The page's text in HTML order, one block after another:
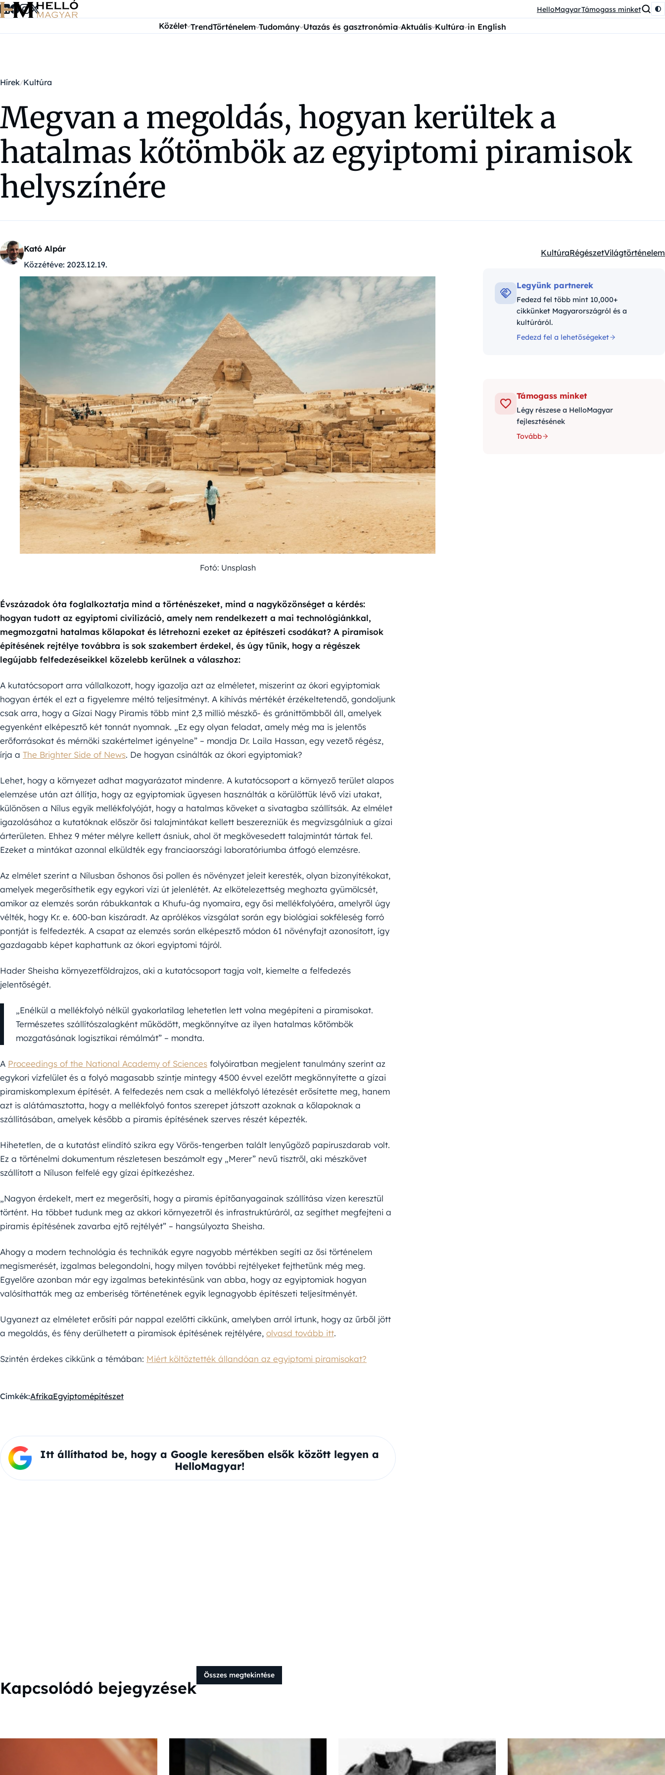
Ugrás a tartalomra HelloMagyarTámogass minket
Közélet TrendTörténelem Tudomány Utazás és gasztronómia Aktuális Kultúra in English
Hírek Kultúra
Megvan a megoldás, hogyan kerültek a
hatalmas kőtömbök az egyiptomi piramisok
helyszínére
Kató Alpár
Közzétéve: 2023.12.19.
Kategóriák:
KultúraRégészetVilágtörténelem
Fotó: Unsplash
Évszázadok óta foglalkoztatja mind a történészeket, mind a nagyközönséget a kérdés:
hogyan tudott az egyiptomi civilizáció, amely nem rendelkezett a mai technológiánkkal,
megmozgatni hatalmas kőlapokat és létrehozni ezeket az építészeti csodákat? A piramisok
építésének rejtélye továbbra is sok szakembert érdekel, és úgy tűnik, hogy a régészek
legújabb felfedezéseikkel közelebb kerülnek a válaszhoz:
A kutatócsoport arra vállalkozott, hogy igazolja azt az elméletet, miszerint az ókori egyiptomiak
hogyan érték el ezt a figyelemre méltó teljesítményt. A kihívás mértékét érzékeltetendő, gondoljunk
csak arra, hogy a Gízai Nagy Piramis több mint 2,3 millió mészkő- és gránittömbből áll, amelyek
egyenként elképesztő két tonnát nyomnak. „Ez egy olyan feladat, amely még ma is jelentős
erőforrásokat és mérnöki szakértelmet igényelne” – mondja Dr. Laila Hassan, egy vezető régész,
írja a The Brighter Side of News. De hogyan csinálták az ókori egyiptomiak?
Lehet, hogy a környezet adhat magyarázatot mindenre. A kutatócsoport a környező terület alapos
elemzése után azt állítja, hogy az egyiptomiak ügyesen használták a körülöttük lévő vízi utakat,
különösen a Nílus egyik mellékfolyóját, hogy a hatalmas köveket a sivatagba szállítsák. Az elmélet
igazolásához a kutatóknak először ősi talajmintákat kellett beszerezniük és megvizsgálniuk a gízai
árterületen. Ehhez 9 méter mélyre kellett ásniuk, ahol öt megkövesedett talajmintát tártak fel.
Ezeket a mintákat azonnal elküldték egy franciaországi laboratóriumba átfogó elemzésre.
Az elmélet szerint a Nílusban őshonos ősi pollen és növényzet jeleit keresték, olyan bizonyítékokat,
amelyek megerősíthetik egy egykori vízi út jelenlétét. Az elkötelezettség meghozta gyümölcsét,
amikor az elemzés során rábukkantak a Khufu-ág nyomaira, egy ősi mellékfolyóéra, amelyről úgy
vélték, hogy Kr. e. 600-ban kiszáradt. Az aprólékos vizsgálat során egy biológiai sokféleség forró
pontját is felfedezték. A csapat az elemzés során elképesztő módon 61 növényfajt azonosított, így
gazdagabb képet kaphattunk az ókori egyiptomi tájról.
Hader Sheisha környezetföldrajzos, aki a kutatócsoport tagja volt, kiemelte a felfedezés
jelentőségét.
„Enélkül a mellékfolyó nélkül gyakorlatilag lehetetlen lett volna megépíteni a piramisokat.
Természetes szállítószalagként működött, megkönnyítve az ilyen hatalmas kőtömbök
mozgatásának logisztikai rémálmát” – mondta.
A Proceedings of the National Academy of Sciences folyóiratban megjelent tanulmány szerint az
egykori vízfelület és a folyó magasabb szintje mintegy 4500 évvel ezelőtt megkönnyítette a gízai
piramiskomplexum építését. A felfedezés nem csak a mellékfolyó létezését erősítette meg, hanem
azt is alátámasztotta, hogy a mellékfolyó fontos szerepet játszott azoknak a kőlapoknak a
szállításában, amelyek később a piramis építésének szerves részét képezték.
Hihetetlen, de a kutatást elindító szikra egy Vörös-tengerben talált lenyűgöző papiruszdarab volt.
Ez a történelmi dokumentum részletesen beszámolt egy „Merer” nevű tisztről, aki mészkövet
szállított a Níluson felfelé egy gízai építkezéshez.
„Nagyon érdekelt, mert ez megerősíti, hogy a piramis építőanyagainak szállítása vízen keresztül
történt. Ha többet tudunk meg az akkori környezetről és infrastruktúráról, az segíthet megfejteni a
piramis építésének zavarba ejtő rejtélyét” – hangsúlyozta Sheisha.
Ahogy a modern technológia és technikák egyre nagyobb mértékben segíti az ősi történelem
megismerését, izgalmas belegondolni, hogy milyen további rejtélyeket fejthetünk még meg.
Egyelőre azonban már egy izgalmas betekintésünk van abba, hogy az egyiptomiak hogyan
valósíthatták meg az emberiség történetének egyik legnagyobb építészeti teljesítményét.
Ugyanezt az elméletet erősíti pár nappal ezelőtti cikkünk, amelyben arról írtunk, hogy az űrből jött
a megoldás, és fény derülhetett a piramisok építésének rejtélyére, olvasd tovább itt.
Szintén érdekes cikkünk a témában: Miért költöztették állandóan az egyiptomi piramisokat?
Címkék:AfrikaEgyiptomépítészet
Itt állíthatod be, hogy a Google keresőben elsők között legyen a
HelloMagyar!
Legyünk partnerek
Fedezd fel több mint 10,000+
cikkünket Magyarországról és a
kultúráról.
Fedezd fel a lehetőségeket
Támogass minket
Légy részese a HelloMagyar
fejlesztésének
Tovább
Kapcsolódó bejegyzések
Összes megtekintése